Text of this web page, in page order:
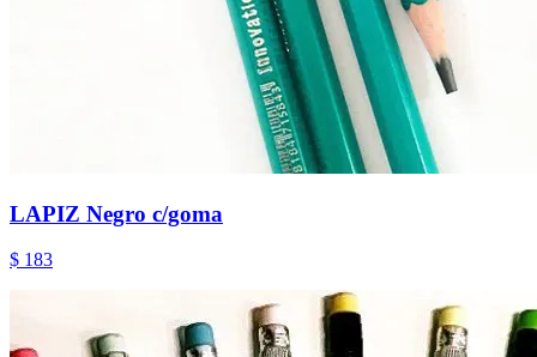
LAPIZ Negro c/goma
$ 183